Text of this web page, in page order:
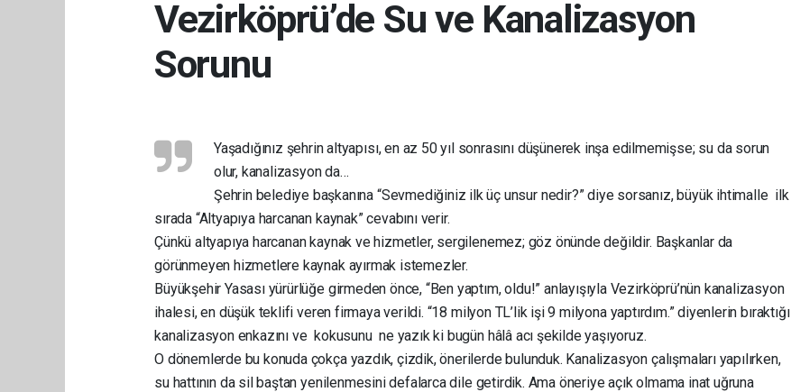
Vezirköprü’de Su ve Kanalizasyon
Sorunu
Yaşadığınız şehrin altyapısı, en az 50 yıl sonrasını düşünerek inşa edilmemişse; su da sorun
olur, kanalizasyon da…
Şehrin belediye başkanına “Sevmediğiniz ilk üç unsur nedir?” diye sorsanız, büyük ihtimalle ilk
sırada “Altyapıya harcanan kaynak” cevabını verir.
Çünkü altyapıya harcanan kaynak ve hizmetler, sergilenemez; göz önünde değildir. Başkanlar da
görünmeyen hizmetlere kaynak ayırmak istemezler.
Büyükşehir Yasası yürürlüğe girmeden önce, “Ben yaptım, oldu!” anlayışıyla Vezirköprü’nün kanalizasyon
ihalesi, en düşük teklifi veren firmaya verildi. “18 milyon TL’lik işi 9 milyona yaptırdım.” diyenlerin bıraktığı
kanalizasyon enkazını ve kokusunu ne yazık ki bugün hâlâ acı şekilde yaşıyoruz.
O dönemlerde bu konuda çokça yazdık, çizdik, önerilerde bulunduk. Kanalizasyon çalışmaları yapılırken,
su hattının da sil baştan yenilenmesini defalarca dile getirdik. Ama öneriye açık olmama inat uğruna